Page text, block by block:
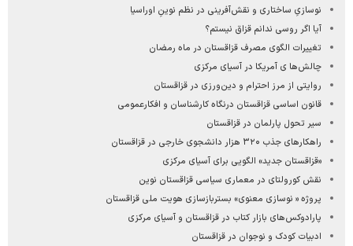
نوسازیِ ساختاری و نقش‌آفرینی در نظم نوینِ اوراسیا
آیا اگر روسی ندانم قزاق نیستم؟
تغییرات الگوی مصرف قزاقستان در ماه رمضان
چالش‌ها ی آمریکا در آسیای مرکزی
روایتی از مرز احترام و دین‌ورزی در قزاقستان
قانون اساسی قزاقستان درنگاه کارشناسان و افکارعمومی
سیر تحول پارلمان در قزاقستان
راهکارهای جذب ۳۲۰ هزار دانشجوی خارجی در قزاقستان
«قزاقستان جدید» الگویی برای آسیای مرکزی
نقش کورولتای در معماری سیاسی قزاقستان نوین
پروژه « نوسازی معنوی» بستربازسازی هویت ملی قزاقستان
پارادوکس‌های بازار کتاب در قزاقستان و آسیای مرکزی
ادبیات کودک و نوجوان در قزاقستان